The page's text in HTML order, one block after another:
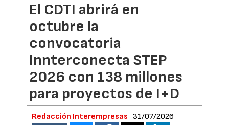
El CDTI abrirá en
octubre la
convocatoria
Innterconecta STEP
2026 con 138 millones
para proyectos de I+D
Redacción Interempresas 31/07/2026